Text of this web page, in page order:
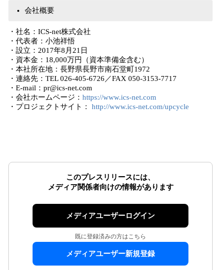
会社概要
・社名：ICS-net株式会社
・代表者：小池祥悟
・設立：2017年8月21日
・資本金：18,000万円（資本準備金含む）
・本社所在地：長野県長野市南石堂町1972
・連絡先：TEL 026-405-6726／FAX 050-3153-7717
・E-mail：pr@ics-net.com
・会社ホームページ： https://www.ics-net.com
・プロジェクトサイト： http://www.ics-net.com/upcycle
このプレスリリースには、
メディア関係者向けの情報があります
メディアユーザーログイン
既に登録済みの方はこちら
メディアユーザー新規登録